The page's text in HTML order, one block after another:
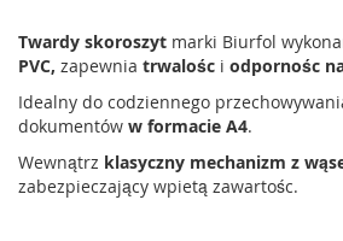
Twardy skoroszyt marki Biurfol
PVC, zapewnia trwalośc i odpornośc
Idealny do codziennego
dokumentów w formacie A4.
Wewnątrz klasyczny mechanizm z
zabezpieczający wpietą zawartośc.